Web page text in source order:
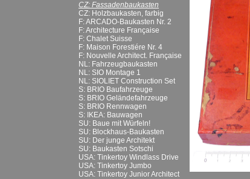
CZ: Fassadenbaukasten
CZ: Holzbaukasten, farbig
F: ARCADO-Baukasten Nr. 2
F: Architecture Française
F: Chalet Suisse
F: Maison Forestiére Nr. 4
F: Nouvelle Architect. Française
NL: Fahrzeugbaukasten
NL: SIO Montage 1
NL: SIOLIET Construction Set
S: BRIO Baufahrzeuge
S: BRIO Geländefahrzeuge
S: BRIO Rennwagen
S: IKEA: Bauwagen
SU: Baue mit Würfeln!
SU: Blockhaus-Baukasten
SU: Der junge Architekt
SU: Baukasten Sotschi
USA: Tinkertoy Windlass Drive
USA: Tinkertoy Jumbo
USA: Tinkertoy Junior Architect